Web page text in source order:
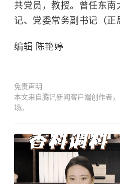
共党员，教授。曾任东南
记、党委常务副书记（正
编辑 陈艳婷
免责声明
本文来自腾讯新闻客户端创作者
场。